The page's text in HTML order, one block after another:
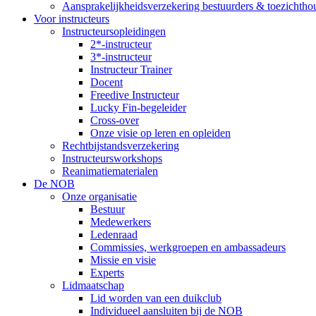
Aansprakelijkheidsverzekering bestuurders &
Voor instructeurs
Instructeursopleidingen
2*-instructeur
3*-instructeur
Instructeur Trainer
Docent
Freedive Instructeur
Lucky Fin-begeleider
Cross-over
Onze visie op leren en opleiden
Rechtbijstandsverzekering
Instructeursworkshops
Reanimatiematerialen
De NOB
Onze organisatie
Bestuur
Medewerkers
Ledenraad
Commissies, werkgroepen en ambassadeurs
Missie en visie
Experts
Lidmaatschap
Lid worden van een duikclub
Individueel aansluiten bij de NOB